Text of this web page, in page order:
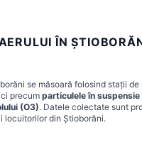
ÎN
se măsoară folosind stații
precum particulele în
(O3). Datele colectate sunt
locuitorilor din Ştioborăni.